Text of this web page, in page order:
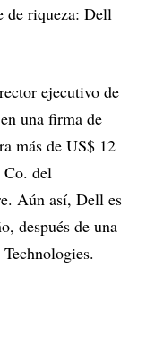
de riqueza: Dell
ejecutivo de
una firma de
más de US$ 12
del
Aún así, Dell es
después de una